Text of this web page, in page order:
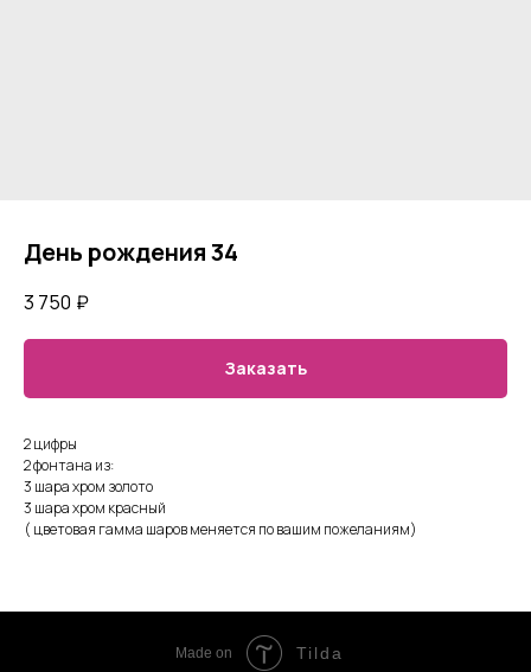
День рождения 34
3 750 ₽
Заказать
2 цифры
2 фонтана из:
3 шара хром золото
3 шара хром красный
( цветовая гамма шаров меняется по вашим пожеланиям)
Made on Tilda